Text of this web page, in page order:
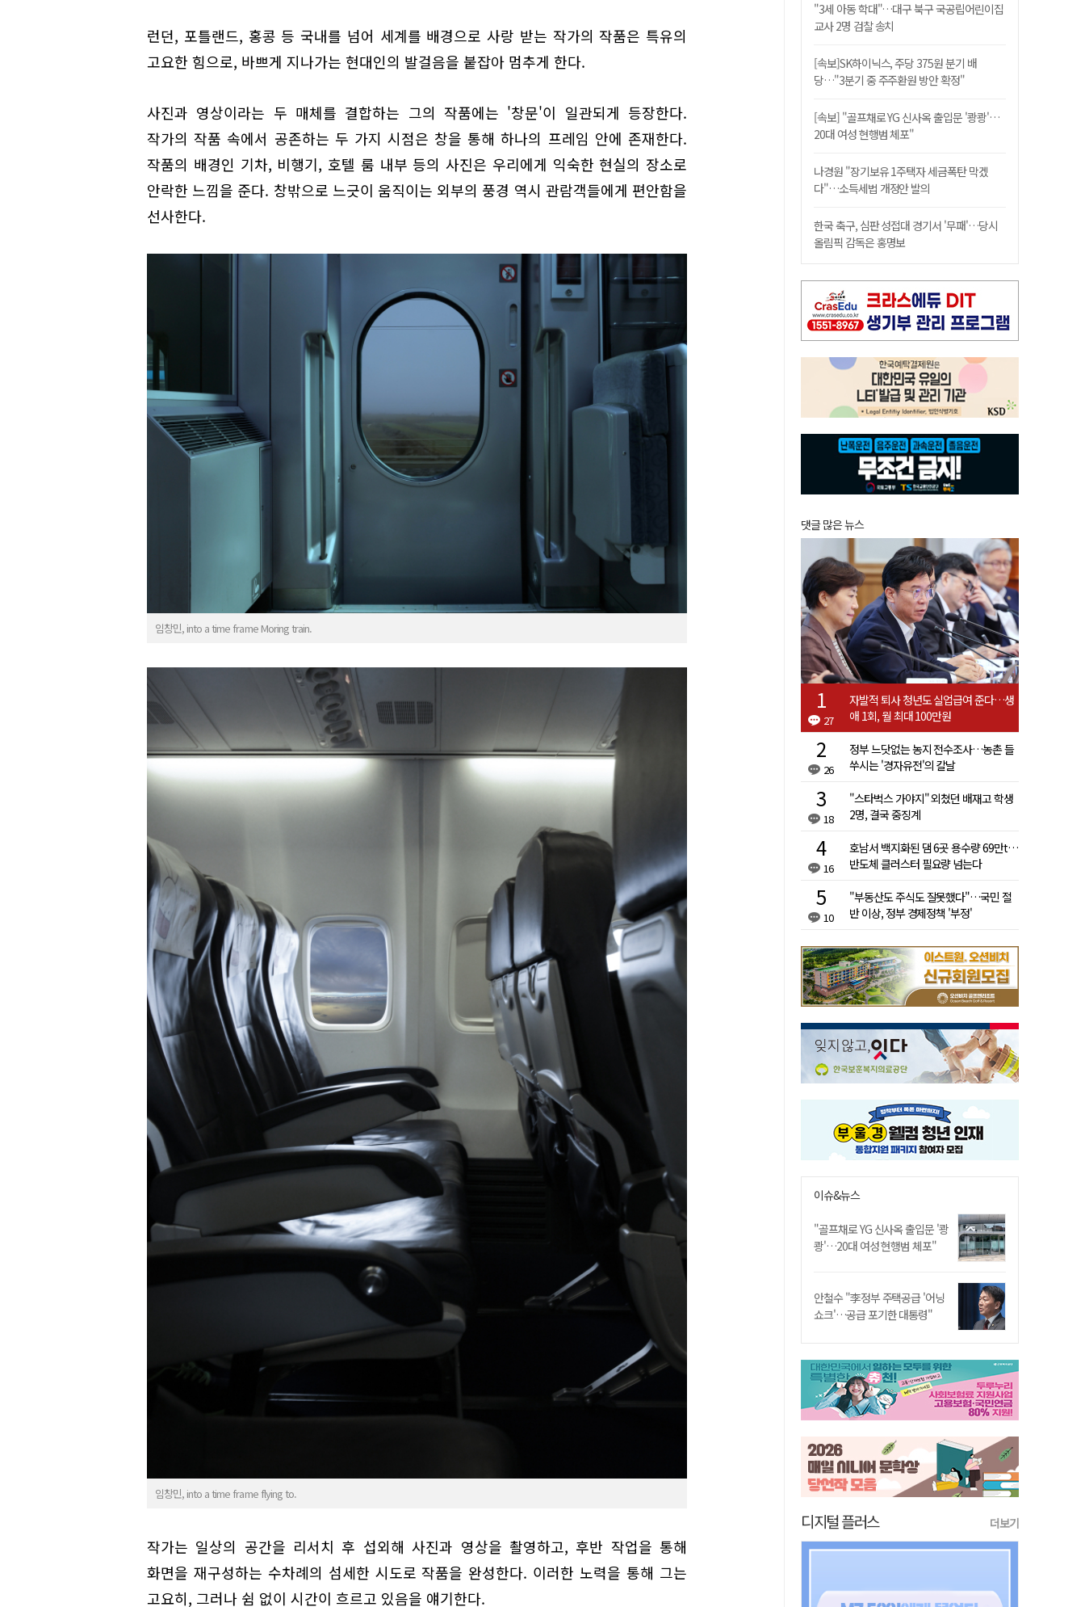
런던, 포틀랜드, 홍콩 등 국내를 넘어 세계를 배경으로 사랑 받는 작가의 작품은 특유의
고요한 힘으로, 바쁘게 지나가는 현대인의 발걸음을 붙잡아 멈추게 한다.
사진과 영상이라는 두 매체를 결합하는 그의 작품에는 '창문'이 일관되게 등장한다.
작가의 작품 속에서 공존하는 두 가지 시점은 창을 통해 하나의 프레임 안에 존재한다.
작품의 배경인 기차, 비행기, 호텔 룸 내부 등의 사진은 우리에게 익숙한 현실의 장소로
안락한 느낌을 준다. 창밖으로 느긋이 움직이는 외부의 풍경 역시 관람객들에게 편안함을
선사한다.
임창민, into a time frame Moring train.
임창민, into a time frame flying to.
작가는 일상의 공간을 리서치 후 섭외해 사진과 영상을 촬영하고, 후반 작업을 통해
화면을 재구성하는 수차례의 섬세한 시도로 작품을 완성한다. 이러한 노력을 통해 그는
고요히, 그러나 쉼 없이 시간이 흐르고 있음을 얘기한다.
"3세 아동 학대"…대구 북구 국공립어린이집
교사 2명 검찰 송치
[속보]SK하이닉스, 주당 375원 분기 배
당…"3분기 중 주주환원 방안 확정"
[속보] "골프채로 YG 신사옥 출입문 '쾅쾅'…
20대 여성 현행범 체포"
나경원 "장기보유 1주택자 세금폭탄 막겠
다"…소득세법 개정안 발의
한국 축구, 심판 성접대 경기서 '무패'…당시
올림픽 감독은 홍명보
댓글 많은 뉴스
27
자발적 퇴사 청년도 실업급여 준다…생
애 1회, 월 최대 100만원
26
정부 느닷없는 농지 전수조사…농촌 들
쑤시는 '경자유전'의 칼날
18
"스타벅스 가야지" 외쳤던 배재고 학생
2명, 결국 중징계
16
호남서 백지화된 댐 6곳 용수량 69만t…
반도체 클러스터 필요량 넘는다
10
"부동산도 주식도 잘못했다"…국민 절
반 이상, 정부 경제정책 '부정'
이슈&뉴스
"골프채로 YG 신사옥 출입문 '쾅
쾅'…20대 여성 현행범 체포"
안철수 "李정부 주택공급 '어닝
쇼크'…공급 포기한 대통령"
디지털 플러스 더보기